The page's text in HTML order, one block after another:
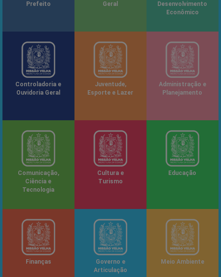
Prefeito
Geral
Desenvolvimento
Econômico
Controladoria e
Ouvidoria Geral
Juventude,
Esporte e Lazer
Administração e
Planejamento
Comunicação,
Ciência e
Tecnologia
Cultura e
Turismo
Educação
Finanças
Governo e
Articulação
Meio Ambiente